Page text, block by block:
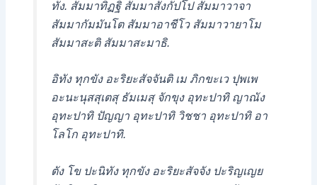
ทัง. สัมมาทิฏฐิ สัมมาสังกัปโป สัมมาวาจา
สัมมากัมมันโต สัมมาอาชีโว สัมมาวายาโม
สัมมาสะติ สัมมาสะมาธิ.
อิทัง ทุกขัง อะริยะสัจจันติ เม ภิกขะเว ปุพเพ
อะนะนุสสุเตสุ ธัมเมสุ จักขุง อุทะปาทิ ญาณัง
อุทะปาทิ ปัญญา อุทะปาทิ วิชชา อุทะปาทิ อา
โลโก อุทะปาทิ.
ตัง โข ปะนิทัง ทุกขัง อะริยะสัจจัง ปะริญเญย